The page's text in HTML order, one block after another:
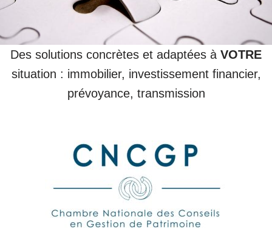
Des solutions concrètes et adaptées à VOTRE
situation : immobilier, investissement financier,
prévoyance, transmission